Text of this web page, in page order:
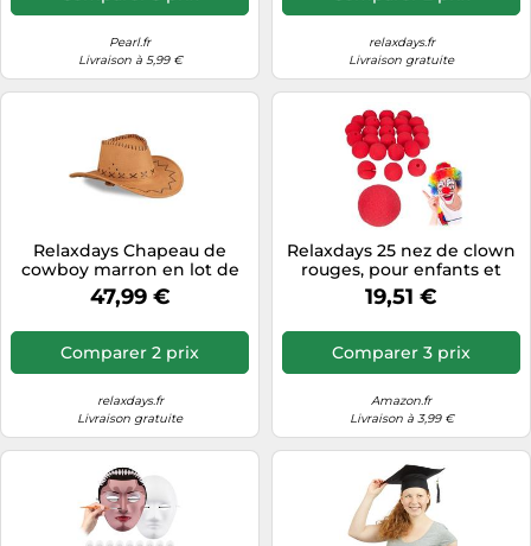
Taille-haies
Techniques de mesure
Tondeuses
Tronçonneuses
Éclairage
Informatique
Jeux électroniques
Lave-linge
Montres connectées
Médias
Ordinateurs portables
Plaques de cuisson
Reflex numériques
Robots de cuisine
Réfrigérateurs
Smartphones
Sèche-linge
Vélos
Vélos biking
Vêtements de sport
Pearl.fr
Livraison à 5,99 €
relaxdays.fr
Livraison gratuite
Relaxdays Chapeau de
cowboy marron en lot de
10
47,99 €
Comparer 2 prix
relaxdays.fr
Livraison gratuite
Relaxdays 25 nez de clown
rouges, pour enfants et
adultes, caoutchouc
mousse, carnaval,
19,51 €
Comparer 3 prix
Amazon.fr
Livraison à 3,99 €